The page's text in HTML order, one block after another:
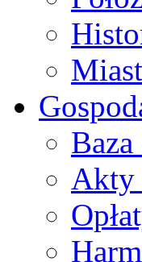
Akty